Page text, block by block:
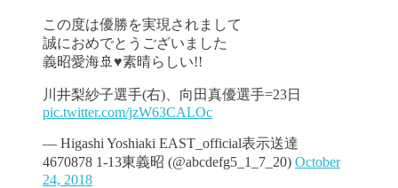
この度は優勝を実現されまして
誠におめでとうございました
義昭愛海🚢♥素晴らしい!!
川井梨紗子選手(右)、向田真優選手=23日
pic.twitter.com/jzW63CALOc
— Higashi Yoshiaki EAST_official表示送達
4670878 1-13東義昭 (@abcdefg5_1_7_20) October
24, 2018